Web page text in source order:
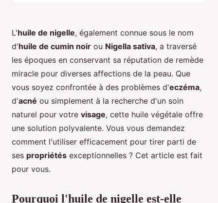
L'huile de nigelle, également connue sous le nom
d'huile de cumin noir ou Nigella sativa, a traversé
les époques en conservant sa réputation de remède
miracle pour diverses affections de la peau. Que
vous soyez confrontée à des problèmes d'eczéma,
d'acné ou simplement à la recherche d'un soin
naturel pour votre visage, cette huile végétale offre
une solution polyvalente. Vous vous demandez
comment l'utiliser efficacement pour tirer parti de
ses propriétés exceptionnelles ? Cet article est fait
pour vous.
Pourquoi l'huile de nigelle est-elle